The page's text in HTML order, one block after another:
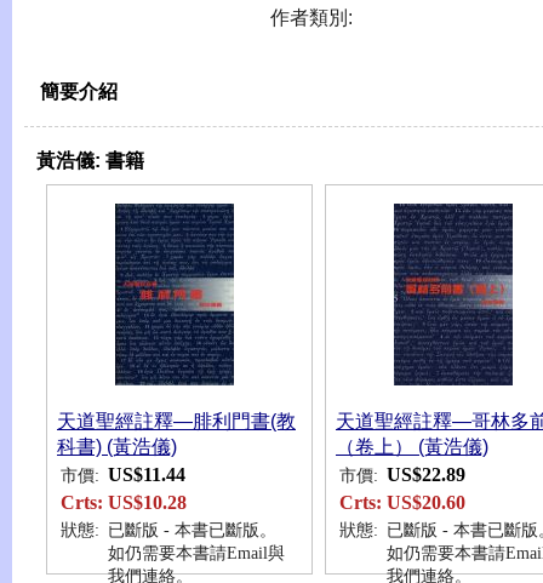
作者類別:
簡要介紹
黃浩儀: 書籍
天道聖經註釋—腓利門書(教
科書) (黃浩儀)
市價: US$11.44
Crts: US$10.28
狀態: 已斷版 - 本書已斷版。
如仍需要本書請Email與
我們連絡。
天道聖經註釋—哥林多
（卷上） (黃浩儀)
市價: US$22.89
Crts: US$20.60
狀態: 已斷版 - 本書已斷版
如仍需要本書請
我們連絡。